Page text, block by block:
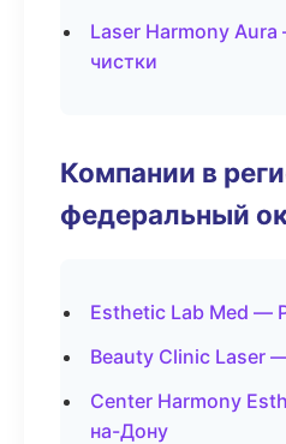
Laser Harmony
чистки
Компании в
федеральный
Esthetic Lab Med —
Beauty Clinic Laser
Center Harmony
на-Дону